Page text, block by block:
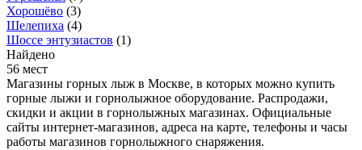
Хорошёво (3)
Шелепиха (4)
Шоссе энтузиастов (1)
Найдено
56 мест
Магазины горных лыж в Москве, в которых можно купить
горные лыжи и горнолыжное оборудование. Распродажи,
скидки и акции в горнолыжных магазинах. Официальные
сайты интернет-магазинов, адреса на карте, телефоны и часы
работы магазинов горнолыжного снаряжения.